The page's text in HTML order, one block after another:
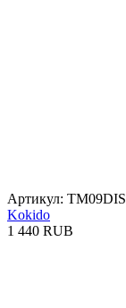
Артикул: TM09DIS
Kokido
1 440 RUB